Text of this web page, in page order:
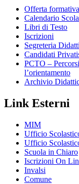
Offerta formativa
Calendario
Libri di Testo
Iscrizioni
Segreteria
Candidati
PCTO –
l’orientamento
Archivio
Link Esterni
MIM
Ufficio
Ufficio
Scuola in Chiaro
Iscrizioni On
Invalsi
Comune